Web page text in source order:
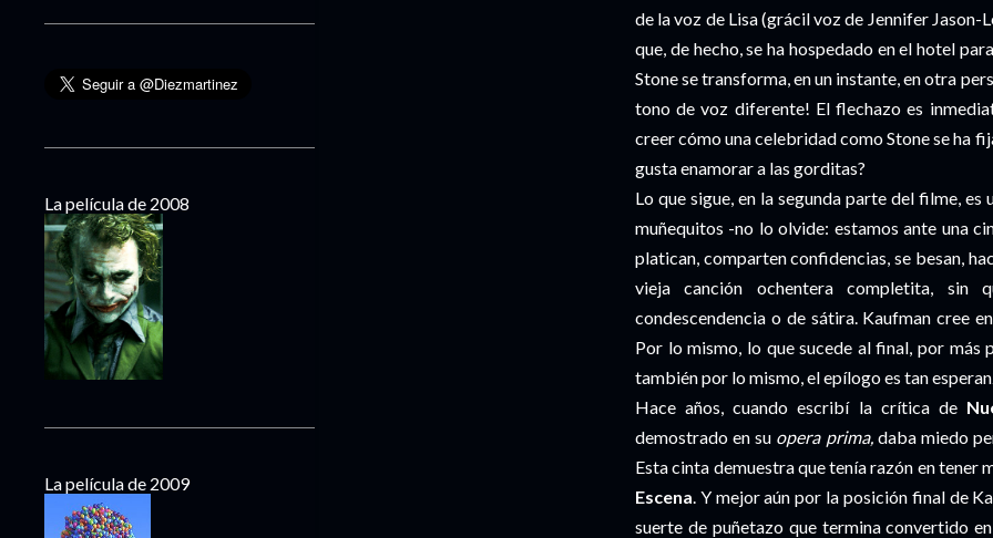
de la voz de Lisa (grácil voz de Jennifer
que, de hecho, se ha hospedado en el hotel
Stone se transforma, en un instante, en otra
tono de voz diferente! El flechazo es
creer cómo una celebridad como Stone se ha
gusta enamorar a las gorditas?
Lo que sigue, en la segunda parte del filme,
muñequitos -no lo olvide: estamos ante una
platican, comparten confidencias, se besan,
vieja canción ochentera completita, sin
condescendencia o de sátira. Kaufman cree
Por lo mismo, lo que sucede al final, por más
también por lo mismo, el epílogo es tan
Hace años, cuando escribí la crítica de
demostrado en su opera prima,daba miedo
Esta cinta demuestra que tenía razón en tener
Escena. Y mejor aún por la posición final de
suerte de puñetazo que termina convertido
La película de 2008
La película de 2009